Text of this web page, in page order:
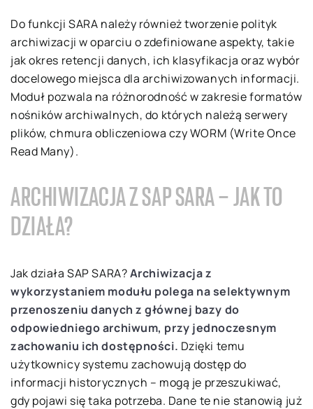
Do funkcji SARA należy również tworzenie polityk
archiwizacji w oparciu o zdefiniowane aspekty, takie
jak okres retencji danych, ich klasyfikacja oraz wybór
docelowego miejsca dla archiwizowanych informacji.
Moduł pozwala na różnorodność w zakresie formatów
nośników archiwalnych, do których należą serwery
plików, chmura obliczeniowa czy WORM (Write Once
Read Many).
ARCHIWIZACJA Z SAP SARA – JAK TO
DZIAŁA?
Jak działa SAP SARA?Archiwizacja z
wykorzystaniem modułu polega na selektywnym
przenoszeniu danych z głównej bazy do
odpowiedniego archiwum, przy jednoczesnym
zachowaniu ich dostępności. Dzięki temu
użytkownicy systemu zachowują dostęp do
informacji historycznych – mogą je przeszukiwać,
gdy pojawi się taka potrzeba. Dane te nie stanowią już